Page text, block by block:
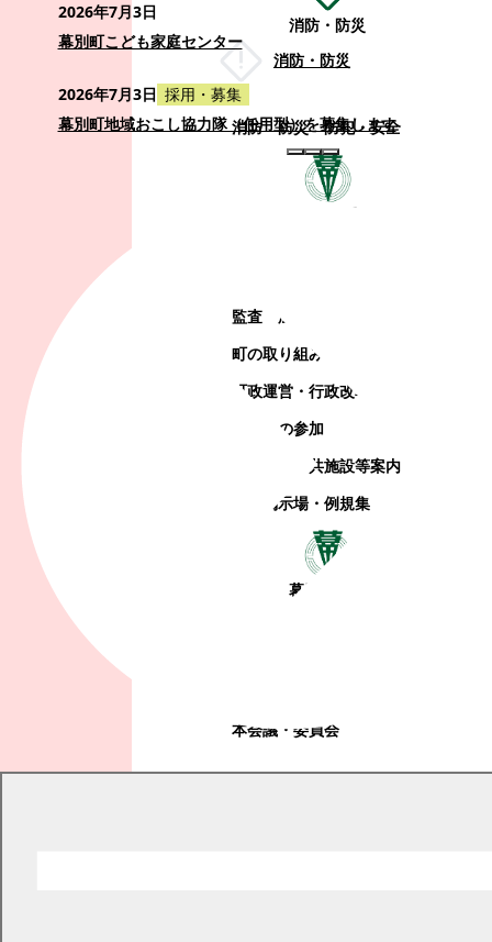
消防・防災
消防・防災
消防 防災 防犯・安全
町政情報
監査 広告募集
町の取り組み
町政運営・行政改革
町政への参加
観光地・公共施設等案内
電子掲示場・例規集
幕別町議会
本会議・委員会
2026年7月3日
幕別町こども家庭センター
2026年7月3日 採用・募集
幕別町地域おこし協力隊（任用型）を募集します